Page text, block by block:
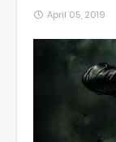
April 05, 2019